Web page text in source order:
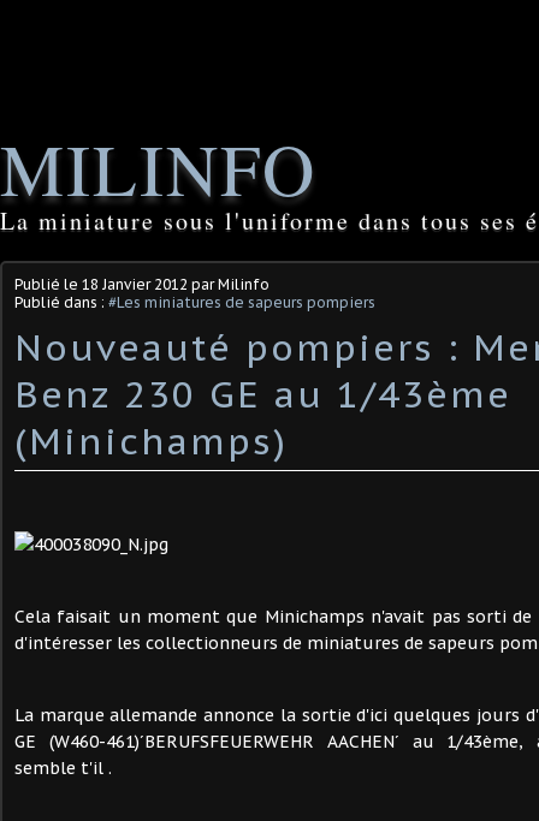
MILINFO
La miniature sous l'uniforme dans tous ses
Publié le 18 Janvier 2012 par Milinfo
Publié dans : #Les miniatures de sapeurs pompiers
Nouveauté pompiers :
Benz 230 GE au 1/43ème
(Minichamps)
Cela faisait un moment que Minichamps n'avait pas sorti
d'intéresser les collectionneurs de miniatures de sapeurs
La marque allemande annonce la sortie d'ici quelques jours
GE (W460-461)´BERUFSFEUERWEHR AACHEN´ au 1/
semble t'il .